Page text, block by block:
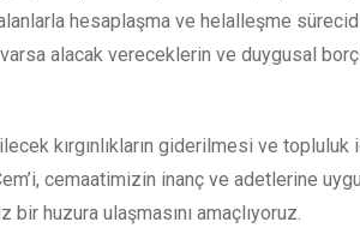
hesaplaşma ve helalleşme
alacak vereceklerin ve duygusal
kırgınlıkların giderilmesi ve
cemaatimizin inanç ve adetlerine
huzura ulaşmasını amaçlıyoruz.